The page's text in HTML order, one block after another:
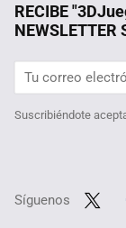
RECIBE
NEWSLETTER
Suscribiéndote
Síguenos